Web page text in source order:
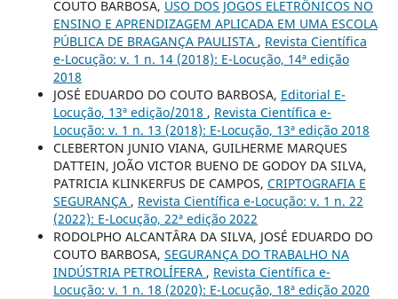
COUTO BARBOSA, USO DOS JOGOS ELETRÔNICOS NO
ENSINO E APRENDIZAGEM APLICADA EM UMA ESCOLA
PÚBLICA DE BRAGANÇA PAULISTA , Revista Científica
e-Locução: v. 1 n. 14 (2018): E-Locução, 14ª edição
2018
JOSÉ EDUARDO DO COUTO BARBOSA, Editorial E-
Locução, 13ª edição/2018 , Revista Científica e-
Locução: v. 1 n. 13 (2018): E-Locução, 13ª edição 2018
CLEBERTON JUNIO VIANA, GUILHERME MARQUES
DATTEIN, JOÃO VICTOR BUENO DE GODOY DA SILVA,
PATRICIA KLINKERFUS DE CAMPOS, CRIPTOGRAFIA E
SEGURANÇA , Revista Científica e-Locução: v. 1 n. 22
(2022): E-Locução, 22ª edição 2022
RODOLPHO ALCANTÂRA DA SILVA, JOSÉ EDUARDO DO
COUTO BARBOSA, SEGURANÇA DO TRABALHO NA
INDÚSTRIA PETROLÍFERA , Revista Científica e-
Locução: v. 1 n. 18 (2020): E-Locução, 18ª edição 2020